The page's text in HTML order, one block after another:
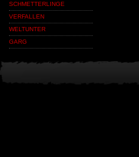
SCHMETTERLINGE
VERFALLEN
WELTUNTER
GARG